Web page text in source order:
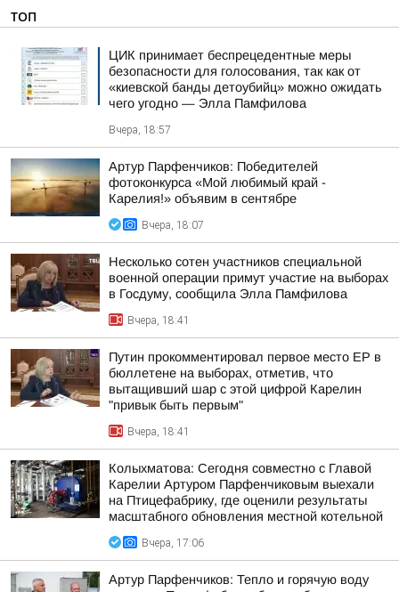
ТОП
ЦИК принимает беспрецедентные меры
безопасности для голосования, так как от
«киевской банды детоубийц» можно ожидать
чего угодно — Элла Памфилова
Вчера, 18:57
Артур Парфенчиков: Победителей
фотоконкурса «Мой любимый край -
Карелия!» объявим в сентябре
Вчера, 18:07
Несколько сотен участников специальной
военной операции примут участие на выборах
в Госдуму, сообщила Элла Памфилова
Вчера, 18:41
Путин прокомментировал первое место ЕР в
бюллетене на выборах, отметив, что
вытащивший шар с этой цифрой Карелин
"привык быть первым"
Вчера, 18:41
Колыхматова: Сегодня совместно с Главой
Карелии Артуром Парфенчиковым выехали
на Птицефабрику, где оценили результаты
масштабного обновления местной котельной
Вчера, 17:06
Артур Парфенчиков: Тепло и горячую воду